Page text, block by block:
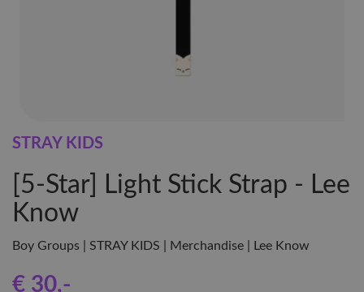
STRAY KIDS
[5-Star] Light Stick Strap - Lee
Know
Boy Groups | STRAY KIDS | Merchandise | Lee Know
€ 30,-